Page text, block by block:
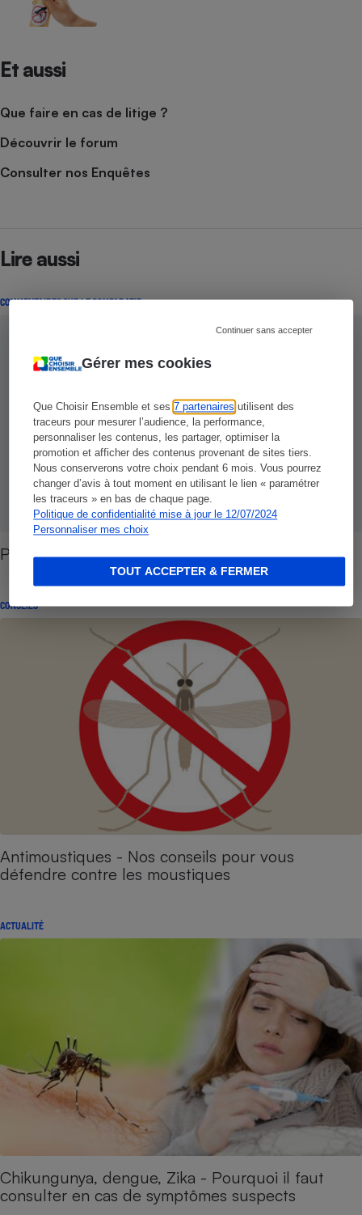
Gérer mes cookies
Que Choisir Ensemble et ses7 partenaires utilisent des
traceurs pour mesurer l’audience, la performance,
personnaliser les contenus, les partager, optimiser la
promotion et afficher des contenus provenant de sites tiers.
Nous conserverons votre choix pendant 6 mois. Vous pourrez
changer d’avis à tout moment en utilisant le lien « paramétrer
les traceurs » en bas de chaque page.
Politique de confidentialité mise à jour le 12/07/2024
Personnaliser mes choix
Continuer sans accepter
TOUT ACCEPTER & FERMER
Et aussi
Que faire en cas de litige ?
Découvrir le forum
Consulter nos Enquêtes
Lire aussi
COMMENTAIRES SUR LE COMPARATIF
Produits antimoustiques - Attaque en piqué
CONSEILS
Antimoustiques - Nos conseils pour vous
défendre contre les moustiques
ACTUALITÉ
Chikungunya, dengue, Zika - Pourquoi il faut
consulter en cas de symptômes suspects